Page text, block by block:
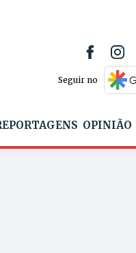
Seguir no
OPINIÃO